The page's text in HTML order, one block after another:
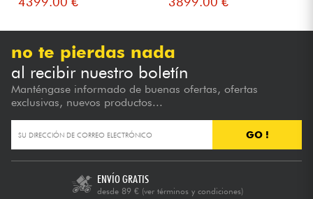
no te pierdas nada
al recibir nuestro boletín
Manténgase informado de buenas ofertas, ofertas
exclusivas, nuevos productos...
GO !
ENVÍO GRATIS
desde 89 € (ver términos y condiciones)